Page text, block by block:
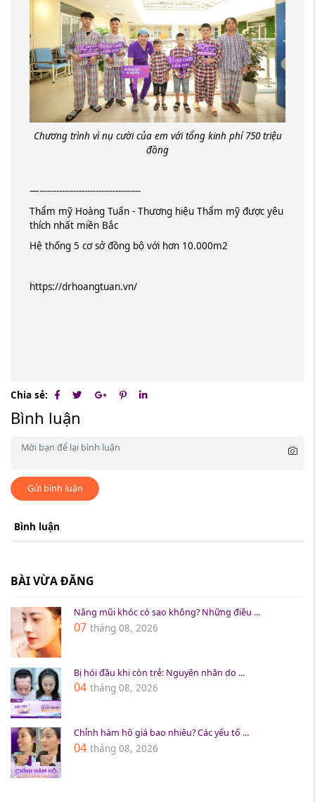
Chương trình vì nụ cười của em với tổng kinh phí 750 triệu
đồng
—------------------------------------
Thẩm mỹ Hoàng Tuấn - Thương hiệu Thẩm mỹ được yêu
thích nhất miền Bắc
Hệ thống 5 cơ sở đồng bộ với hơn 10.000m2
https://drhoangtuan.vn/
Chia sẻ:
Bình luận
Gửi bình luận
Bình luận
BÀI VỪA ĐĂNG
Nâng mũi khóc có sao không? Những điều ...
07 tháng 08, 2026
Bị hói đầu khi còn trẻ: Nguyên nhân do ...
04 tháng 08, 2026
Chỉnh hàm hô giá bao nhiêu? Các yếu tố ...
04 tháng 08, 2026